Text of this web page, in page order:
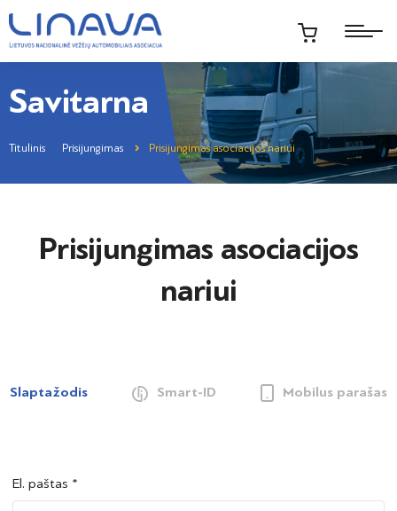
Savitarna
Titulinis Prisijungimas Prisijungimas asociacijos nariui
Prisijungimas asociacijos
nariui
Slaptažodis Smart-ID Mobilus parašas
Šalis *
Šalis *
El. paštas *